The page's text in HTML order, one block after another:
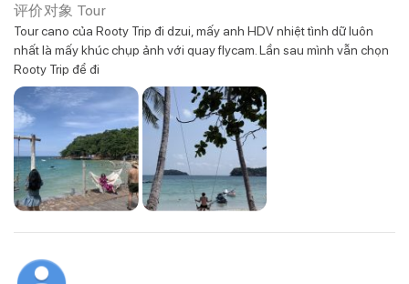
评价对象 Tour
Tour cano của Rooty Trip đi dzui, mấy anh HDV nhiệt tình dữ luôn
nhất là mấy khúc chụp ảnh với quay flycam. Lần sau mình vẫn chọn
Rooty Trip để đi